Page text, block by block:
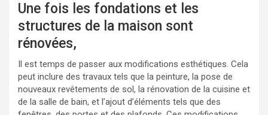
Une fois les fondations et les
structures de la maison sont
rénovées,
Il est temps de passer aux modifications esthétiques. Cela
peut inclure des travaux tels que la peinture, la pose de
nouveaux revêtements de sol, la rénovation de la cuisine et
de la salle de bain, et l’ajout d’éléments tels que des